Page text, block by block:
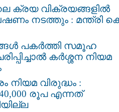
ക്രയ വിക്രയങ്ങളിൽ
നടത്തും : മന്ത്രി
പകര്‍ത്തി സമൂഹ
കർശ്ശന നിയമ
വിരുദ്ധം :
രൂപ എന്നത്